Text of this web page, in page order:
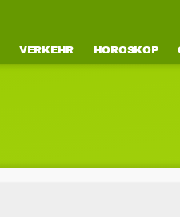
VERKEHR HOROSKOP